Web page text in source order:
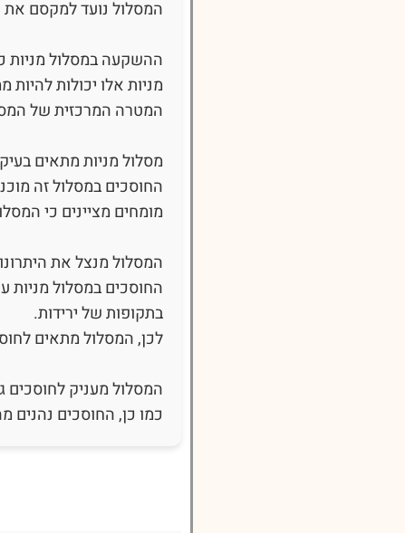
המסלול נועד למקסם
ההשקעה במסלול מניות
מניות אלו יכולות להיות
המטרה המרכזית של
מסלול מניות מתאים
החוסכים במסלול זה
מומחים מציינים כי
המסלול מנצל את
החוסכים במסלול מניות
בתקופות של ירידות.
לכן, המסלול מתאים
המסלול מעניק לחוסכים
כמו כן, החוסכים